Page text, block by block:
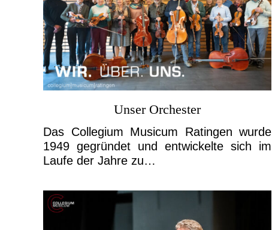
Unser Orchester
Das Collegium Musicum Ratingen wurde
1949 gegründet und entwickelte sich im
Laufe der Jahre zu…